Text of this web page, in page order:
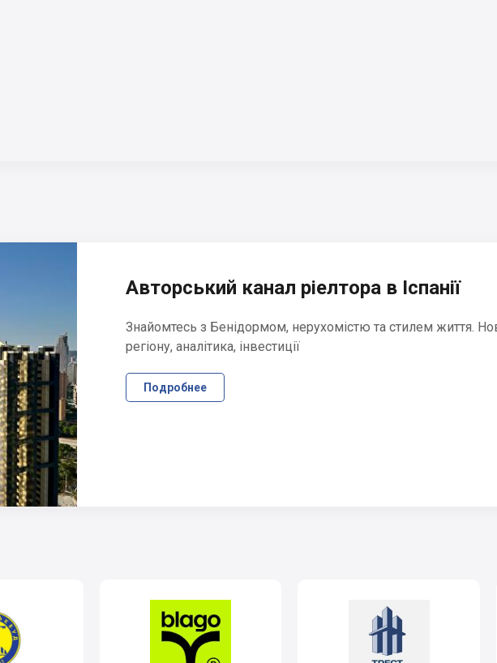
Авторський канал ріелтора в Іспанії
Знайомтесь з Бенідормом, нерухомістю та стилем життя.
регіону, аналітика, інвестиції
Подробнее